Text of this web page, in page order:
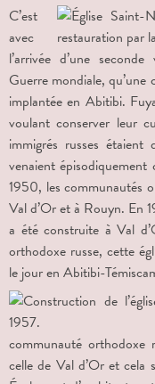
C’est
avec
l’arrivée d’une
Guerre mondiale, qu’une
implantée en Abitibi.
voulant conserver leur
immigrés russes
venaient épisodiquement
1950, les communautés
Val d’Or et à Rouyn. En
a été construite à Val
orthodoxe russe, cette
le jour en Abitibi-
communauté
celle de Val d’Or et cela